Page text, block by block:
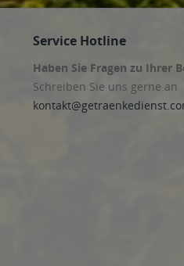
Service Hotline
Haben Sie Fragen zu Ihrer
Schreiben Sie uns gerne an